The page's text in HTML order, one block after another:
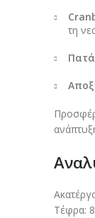
τη
Τέφρα: